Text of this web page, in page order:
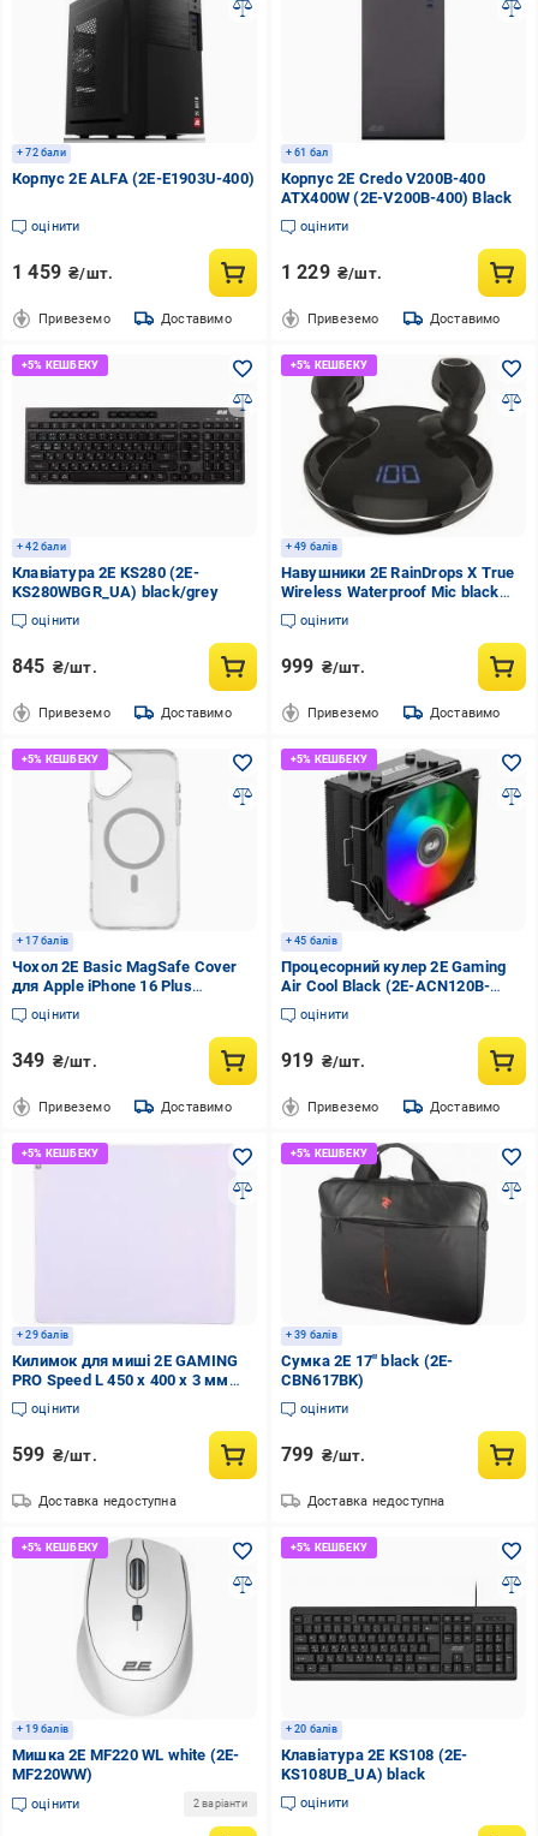
+ 72 бали
Корпус 2E ALFA (2E-E1903U-400)
оцінити
1 459 ₴/шт.
Привеземо Доставимо
+ 61 бал
Корпус 2E Credo V200B-400
ATX400W (2E-V200B-400) Black
оцінити
1 229 ₴/шт.
Привеземо Доставимо
+ 42 бали
Клавіатура 2E KS280 (2E-
KS280WBGR_UA) black/grey
оцінити
845 ₴/шт.
Привеземо Доставимо
+ 49 балів
Навушники 2E RainDrops Х True
Wireless Waterproof Mic black
(2E-EBTWRDXBK)
оцінити
999 ₴/шт.
Привеземо Доставимо
+ 17 балів
Чохол 2E Basic MagSafe Cover
для Apple iPhone 16 Plus
transparent (2E-IPH-16PL-OCLS-
CL)
оцінити
349 ₴/шт.
Привеземо Доставимо
+ 45 балів
Процесорний кулер 2E Gaming
Air Cool Black (2E-ACN120B-
ARGB) black
оцінити
919 ₴/шт.
Привеземо Доставимо
+ 29 балів
Килимок для миші 2E GAMING
PRO Speed L 450 x 400 x 3 мм
(2E-SPEED-L-WH-PRO)
оцінити
599 ₴/шт.
Доставка недоступна
+ 39 балів
Сумка 2E 17" black (2E-
CBN617BK)
оцінити
799 ₴/шт.
Доставка недоступна
+ 19 балів
Мишка 2E MF220 WL white (2E-
MF220WW)
оцінити 2 варіанти
+ 20 балів
Клавіатура 2E KS108 (2E-
KS108UB_UA) black
оцінити